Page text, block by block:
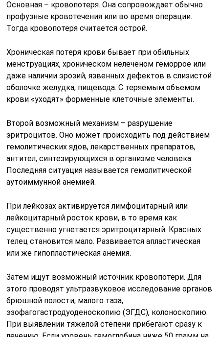
Основная – кровопотеря. Она сопровождает обычно
профузные кровотечения или во время операции.
Тогда кровопотеря считается острой.
Хроническая потеря крови бывает при обильных
менструациях, хроническом нелеченом геморрое или
даже наличии эрозий, язвенных дефектов в слизистой
оболочке желудка, пищевода. С теряемым объемом
крови «уходят» форменные клеточные элементы.
Второй возможный механизм – разрушение
эритроцитов. Оно может происходить под действием
гемолитических ядов, лекарственных препаратов,
антител, синтезирующихся в организме человека.
Последняя ситуация называется гемолитической
аутоиммунной анемией.
При лейкозах активируется лимфоцитарный или
лейкоцитарный росток крови, в то время как
существенно угнетается эритроцитарный. Красных
телец становится мало. Развивается апластическая
или же гипопластическая анемия.
Затем ищут возможный источник кровопотери. Для
этого проводят ультразвуковое исследование органов
брюшной полости, малого таза,
эзофагогастродуоденоскопию (ЭГДС), колоноскопию.
При выявлении тяжелой степени прибегают сразу к